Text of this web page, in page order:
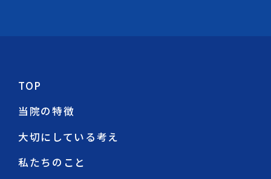
TOP
当院の特徴
大切にしている考え
私たちのこと